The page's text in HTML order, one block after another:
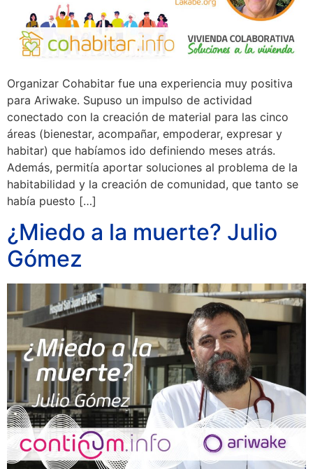
Organizar Cohabitar fue una experiencia muy positiva
para Ariwake. Supuso un impulso de actividad
conectado con la creación de material para las cinco
áreas (bienestar, acompañar, empoderar, expresar y
habitar) que habíamos ido definiendo meses atrás.
Además, permitía aportar soluciones al problema de la
habitabilidad y la creación de comunidad, que tanto se
había puesto […]
¿Miedo a la muerte? Julio
Gómez